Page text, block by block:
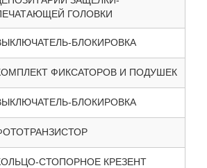
ГОЛОВКИ
БЛОКИРОВКА
ФИКСАТОРОВ И ПОДУШЕК
БЛОКИРОВКА
СТОПОРНОЕ КРЕЗЕНТ